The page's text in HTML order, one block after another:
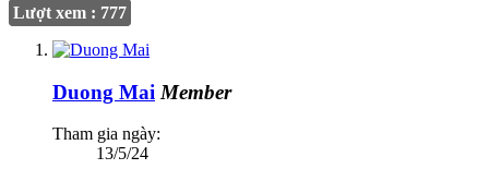
Lượt xem : 777
Duong Mai Member
Tham gia ngày:
13/5/24